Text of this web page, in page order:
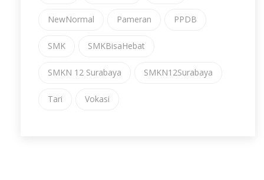
NewNormal Pameran PPDB
SMK SMKBisaHebat
SMKN 12 Surabaya SMKN12Surabaya
Tari Vokasi